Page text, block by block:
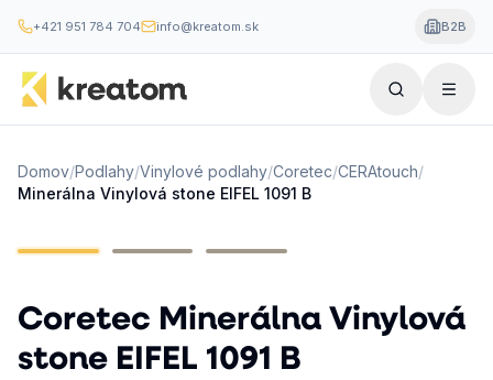
+421 951 784 704 info@kreatom.sk B2B
Domov/Podlahy/Vinylové podlahy/Coretec/CERAtouch/
Minerálna Vinylová stone EIFEL 1091 B
Coretec Minerálna Vinylová
stone EIFEL 1091 B